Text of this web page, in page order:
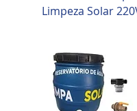
Limpeza Solar